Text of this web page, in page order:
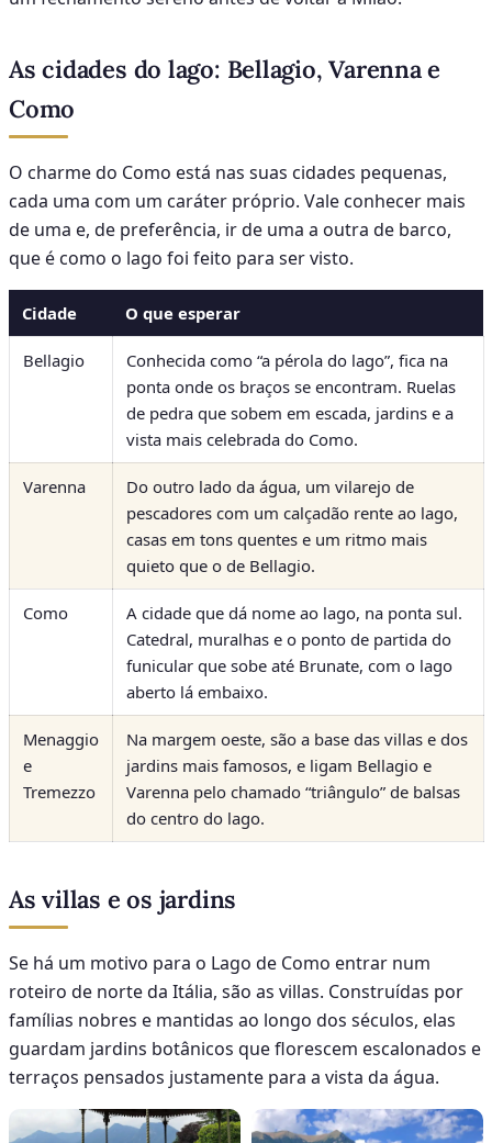
As cidades do lago: Bellagio, Varenna e
Como
O charme do Como está nas suas cidades pequenas,
cada uma com um caráter próprio. Vale conhecer mais
de uma e, de preferência, ir de uma a outra de barco,
que é como o lago foi feito para ser visto.
Cidade O que esperar
Bellagio
Conhecida como “a pérola do lago”, fica na
ponta onde os braços se encontram. Ruelas
de pedra que sobem em escada, jardins e a
vista mais celebrada do Como.
Varenna
Do outro lado da água, um vilarejo de
pescadores com um calçadão rente ao lago,
casas em tons quentes e um ritmo mais
quieto que o de Bellagio.
Como
A cidade que dá nome ao lago, na ponta sul.
Catedral, muralhas e o ponto de partida do
funicular que sobe até Brunate, com o lago
aberto lá embaixo.
Menaggio
e
Tremezzo
Na margem oeste, são a base das villas e dos
jardins mais famosos, e ligam Bellagio e
Varenna pelo chamado “triângulo” de balsas
do centro do lago.
As villas e os jardins
Se há um motivo para o Lago de Como entrar num
roteiro de norte da Itália, são as villas. Construídas por
famílias nobres e mantidas ao longo dos séculos, elas
guardam jardins botânicos que florescem escalonados e
terraços pensados justamente para a vista da água.